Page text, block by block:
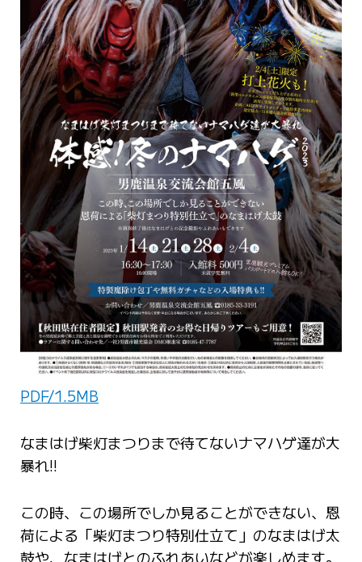
PDF/1.5MB
なまはげ柴灯まつりまで待てないナマハゲ達が大
暴れ!!
この時、この場所でしか見ることができない、恩
荷による「柴灯まつり特別仕立て」のなまはげ太
鼓や、なまはげとのふれあいなどが楽しめます。